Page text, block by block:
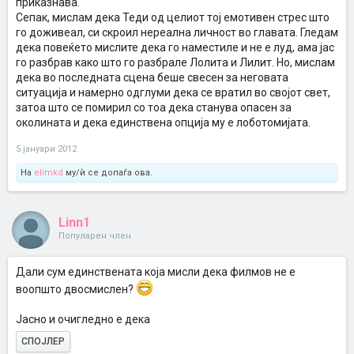
Сепак, мислам дека Теди од целиот тој емотивен стрес што
го доживеал, си скроил нереална личност во главата. Гледам
дека повеќето мислите дека го наместиле и не е луд, ама јас
го разбрав како што го разбрале Лолита и Лилит. Но, мислам
дека во последната сцена беше свесен за неговата
ситуација и намерно одглуми дека се вратил во својот свет,
затоа што се помирил со тоа дека станува опасен за
околината и дека единствена опција му е лоботомијата.
5 јануари 2012
На elimkd му/ѝ се допаѓа ова.
Linn1
Популарен член
Дали сум единствената која мисли дека филмов не е
воопшто двосмислен?
Јасно и очигледно е дека
СПОЈЛЕР